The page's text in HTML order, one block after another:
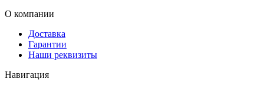
О компании
Доставка
Гарантии
Наши реквизиты
Навигация